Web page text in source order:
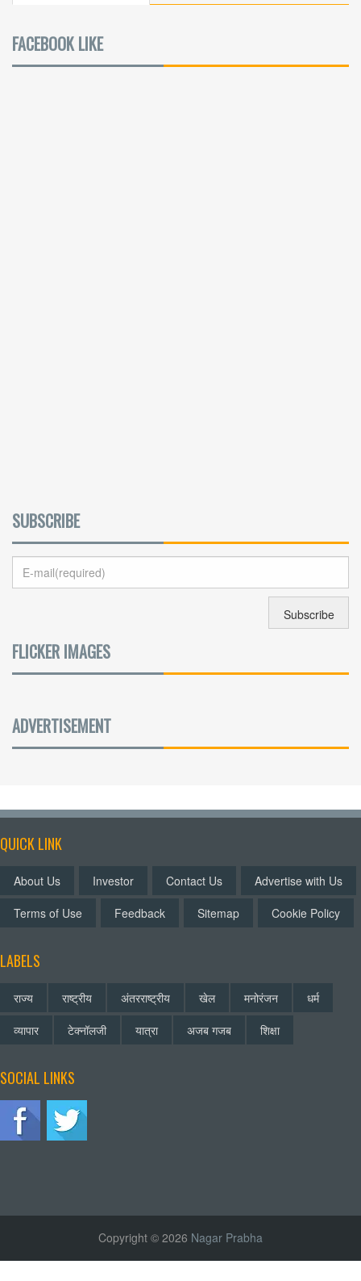
FACEBOOK LIKE
SUBSCRIBE
FLICKER IMAGES
ADVERTISEMENT
QUICK LINK
About Us Investor Contact Us
Advertise with Us
Terms of Use
Feedback Sitemap Cookie Policy
LABELS
राज्य राष्ट्रीय अंतरराष्ट्रीय खेल मनोरंजन
धर्म
व्यापार
टेक्नॉलजी यात्रा अजब गजब शिक्षा
SOCIAL LINKS
Copyright © 2026 Nagar Prabha